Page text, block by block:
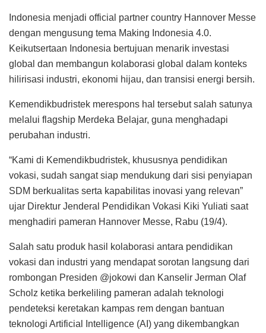
Indonesia menjadi official partner country Hannover Messe
dengan mengusung tema Making Indonesia 4.0.
Keikutsertaan Indonesia bertujuan menarik investasi
global dan membangun kolaborasi global dalam konteks
hilirisasi industri, ekonomi hijau, dan transisi energi bersih.
Kemendikbudristek merespons hal tersebut salah satunya
melalui flagship Merdeka Belajar, guna menghadapi
perubahan industri.
“Kami di Kemendikbudristek, khususnya pendidikan
vokasi, sudah sangat siap mendukung dari sisi penyiapan
SDM berkualitas serta kapabilitas inovasi yang relevan”
ujar Direktur Jenderal Pendidikan Vokasi Kiki Yuliati saat
menghadiri pameran Hannover Messe, Rabu (19/4).
Salah satu produk hasil kolaborasi antara pendidikan
vokasi dan industri yang mendapat sorotan langsung dari
rombongan Presiden @jokowi dan Kanselir Jerman Olaf
Scholz ketika berkeliling pameran adalah teknologi
pendeteksi keretakan kampas rem dengan bantuan
teknologi Artificial Intelligence (AI) yang dikembangkan